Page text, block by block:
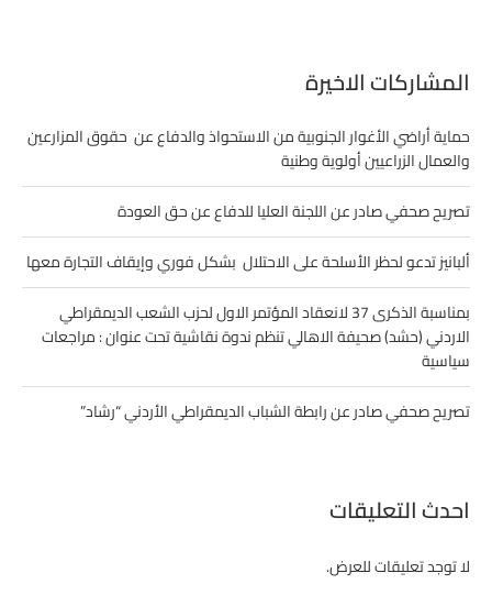
المشاركات الاخيرة
حماية أراضي الأغوار الجنوبية من الاستحواذ والدفاع عن حقوق المزارعين
والعمال الزراعيين أولوية وطنية
تصريح صحفي صادر عن اللجنة العليا للدفاع عن حق العودة
ألبانيز تدعو لحظر الأسلحة على الاحتلال بشكل فوري وإيقاف التجارة معها
بمناسبة الذكرى 37 لانعقاد المؤتمر الاول لحزب الشعب الديمقراطي
الاردني (حشد) صحيفة الاهالي تنظم ندوة نقاشية تحت عنوان : مراجعات
سياسية
تصريح صحفي صادر عن رابطة الشباب الديمقراطي الأردني “رشاد”
احدث التعليقات
لا توجد تعليقات للعرض.